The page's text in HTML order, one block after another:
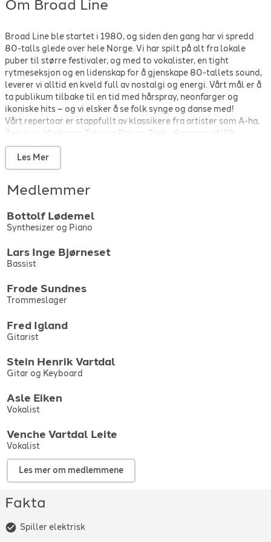
Om Broad Line
Broad Line ble startet i 1980, og siden den gang har vi spredd
80-talls glede over hele Norge. Vi har spilt på alt fra lokale
puber til større festivaler, og med to vokalister, en tight
rytmeseksjon og en lidenskap for å gjenskape 80-tallets sound,
leverer vi alltid en kveld full av nostalgi og energi. Vårt mål er å
ta publikum tilbake til en tid med hårspray, neonfarger og
ikoniske hits – og vi elsker å se folk synge og danse med!
Vårt repertoar er stappfullt av klassikere fra artister som A-ha,
Bon Jovi, Madonna, Toto og Prince. Tenk «Summer of ’69»,
«Africa» , "Dancing on The Ceiling"og vår egen Prince-medley –
garantert stemning!
Les Mer
Medlemmer
Bottolf Lødemel
Synthesizer og Piano
Lars Inge Bjørneset
Bassist
Frode Sundnes
Trommeslager
Fred Igland
Gitarist
Stein HenrikVartdal
Gitar og Keyboard
Asle Eiken
Vokalist
Venche Vartdal Leite
Vokalist
Les mer om medlemmene
Fakta
Spiller elektrisk